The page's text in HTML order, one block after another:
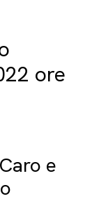
ore
e